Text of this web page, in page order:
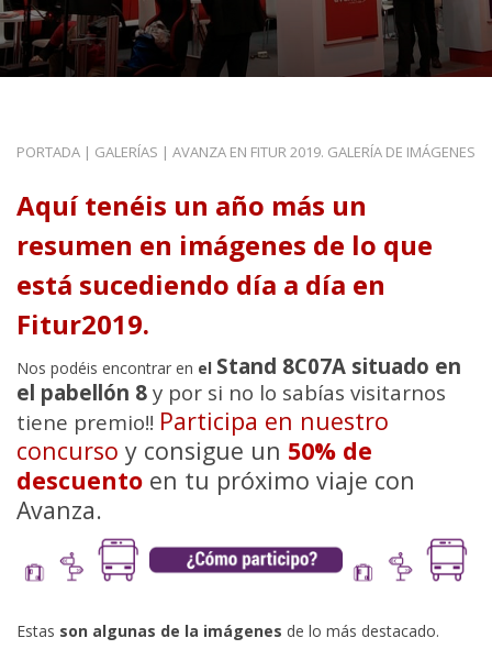
PORTADA | GALERÍAS | AVANZA EN FITUR 2019. GALERÍA DE IMÁGENES
Aquí tenéis un año más un
resumen en imágenes de lo que
está sucediendo día a día en
Fitur2019.
Nos podéis encontrar en el Stand 8C07A situado en
el pabellón 8 y por si no lo sabías visitarnos
tiene premio!! Participa en nuestro
concurso y consigue un 50% de
descuento en tu próximo viaje con
Avanza.
Estas son algunas de la imágenes de lo más destacado.